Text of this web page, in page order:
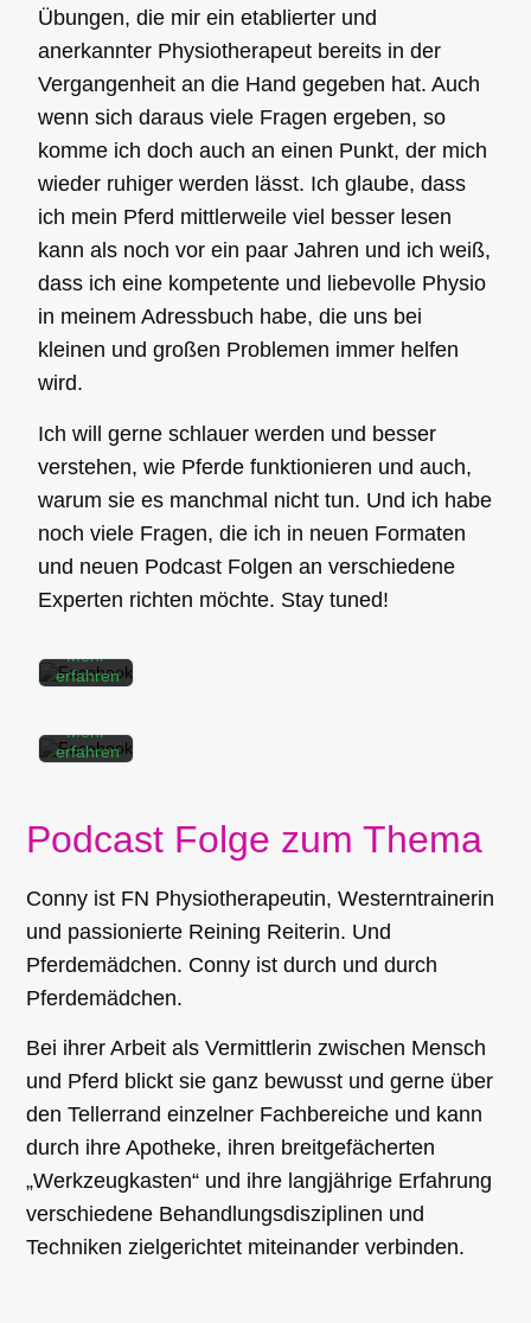
Übungen, die mir ein etablierter und
anerkannter Physiotherapeut bereits in der
Vergangenheit an die Hand gegeben hat. Auch
wenn sich daraus viele Fragen ergeben, so
komme ich doch auch an einen Punkt, der mich
wieder ruhiger werden lässt. Ich glaube, dass
ich mein Pferd mittlerweile viel besser lesen
kann als noch vor ein paar Jahren und ich weiß,
dass ich eine kompetente und liebevolle Physio
in meinem Adressbuch habe, die uns bei
kleinen und großen Problemen immer helfen
wird.
Ich will gerne schlauer werden und besser
verstehen, wie Pferde funktionieren und auch,
warum sie es manchmal nicht tun. Und ich habe
noch viele Fragen, die ich in neuen Formaten
und neuen Podcast Folgen an verschiedene
Experten richten möchte. Stay tuned!
Mit dem
Laden
Beitrags
akzeptieren
Sie die
Datenschutzerklärung
Mehr
erfahren
laden
Beiträge
immer
Laden
des
Beitrags
Datenschutzerklärung
von
Mehr
erfahren
Beiträge
immer
entsperren
Podcast Folge zum Thema
Conny ist FN Physiotherapeutin, Westerntrainerin
und passionierte Reining Reiterin. Und
Pferdemädchen. Conny ist durch und durch
Pferdemädchen.
Bei ihrer Arbeit als Vermittlerin zwischen Mensch
und Pferd blickt sie ganz bewusst und gerne über
den Tellerrand einzelner Fachbereiche und kann
durch ihre Apotheke, ihren breitgefächerten
„Werkzeugkasten“ und ihre langjährige Erfahrung
verschiedene Behandlungsdisziplinen und
Techniken zielgerichtet miteinander verbinden.